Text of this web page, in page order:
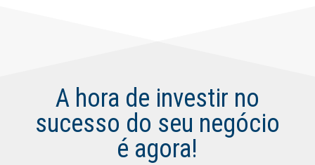
A hora de investir no
sucesso do seu negócio
é agora!